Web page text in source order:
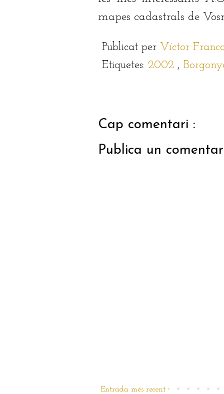
mapes cadastrals de
Publicat per Víctor
Etiquetes: 2002 ,
Cap comentari :
Publica un
Entrada més recent